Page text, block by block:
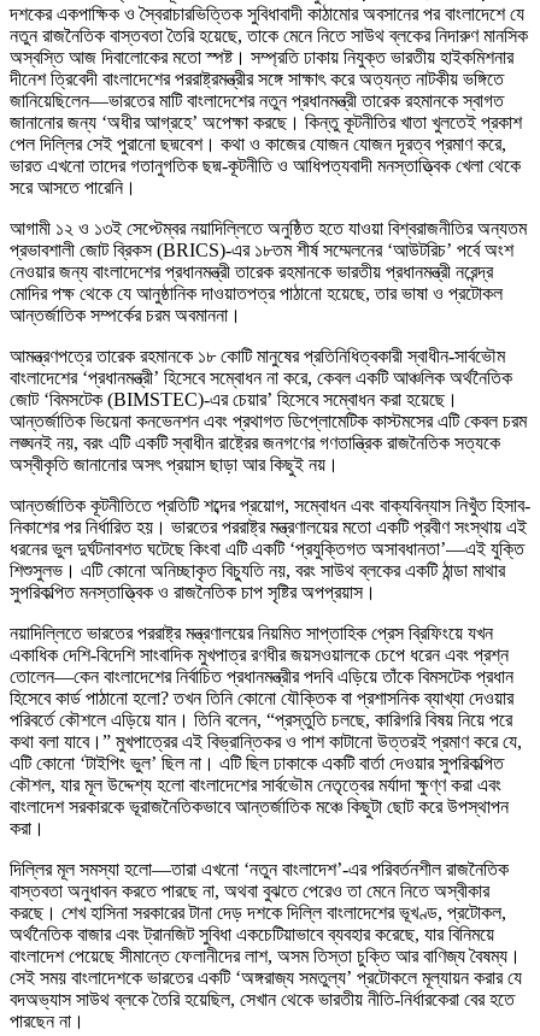
দশকের একপাক্ষিক ও স্বৈরাচারভিত্তিক সুবিধাবাদী কাঠামোর অবসানের পর বাংলাদেশে যে
নতুন রাজনৈতিক বাস্তবতা তৈরি হয়েছে, তাকে মেনে নিতে সাউথ ব্লকের নিদারুণ মানসিক
অস্বস্তি আজ দিবালোকের মতো স্পষ্ট। সম্প্রতি ঢাকায় নিযুক্ত ভারতীয় হাইকমিশনার
দীনেশ ত্রিবেদী বাংলাদেশের পররাষ্ট্রমন্ত্রীর সঙ্গে সাক্ষাৎ করে অত্যন্ত নাটকীয় ভঙ্গিতে
জানিয়েছিলেন—ভারতের মাটি বাংলাদেশের নতুন প্রধানমন্ত্রী তারেক রহমানকে স্বাগত
জানানোর জন্য ‘অধীর আগ্রহে’ অপেক্ষা করছে। কিন্তু কূটনীতির খাতা খুলতেই প্রকাশ
পেল দিল্লির সেই পুরানো ছদ্মবেশ। কথা ও কাজের যোজন যোজন দূরত্ব প্রমাণ করে,
ভারত এখনো তাদের গতানুগতিক ছদ্ম-কূটনীতি ও আধিপত্যবাদী মনস্তাত্ত্বিক খেলা থেকে
সরে আসতে পারেনি।
আগামী ১২ ও ১৩ই সেপ্টেম্বর নয়াদিল্লিতে অনুষ্ঠিত হতে যাওয়া বিশ্বরাজনীতির অন্যতম
প্রভাবশালী জোট ব্রিকস (BRICS)-এর ১৮তম শীর্ষ সম্মেলনের ‘আউটরিচ’ পর্বে অংশ
নেওয়ার জন্য বাংলাদেশের প্রধানমন্ত্রী তারেক রহমানকে ভারতীয় প্রধানমন্ত্রী নরেন্দ্র
মোদির পক্ষ থেকে যে আনুষ্ঠানিক দাওয়াতপত্র পাঠানো হয়েছে, তার ভাষা ও প্রটোকল
আন্তর্জাতিক সম্পর্কের চরম অবমাননা।
আমন্ত্রণপত্রে তারেক রহমানকে ১৮ কোটি মানুষের প্রতিনিধিত্বকারী স্বাধীন-সার্বভৌম
বাংলাদেশের ‘প্রধানমন্ত্রী’ হিসেবে সম্বোধন না করে, কেবল একটি আঞ্চলিক অর্থনৈতিক
জোট ‘বিমসটেক (BIMSTEC)-এর চেয়ার’ হিসেবে সম্বোধন করা হয়েছে।
আন্তর্জাতিক ভিয়েনা কনভেনশন এবং প্রথাগত ডিপ্লোমেটিক কাস্টমসের এটি কেবল চরম
লঙ্ঘনই নয়, বরং এটি একটি স্বাধীন রাষ্ট্রের জনগণের গণতান্ত্রিক রাজনৈতিক সত্যকে
অস্বীকৃতি জানানোর অসৎ প্রয়াস ছাড়া আর কিছুই নয়।
আন্তর্জাতিক কূটনীতিতে প্রতিটি শব্দের প্রয়োগ, সম্বোধন এবং বাক্যবিন্যাস নিখুঁত হিসাব-
নিকাশের পর নির্ধারিত হয়। ভারতের পররাষ্ট্র মন্ত্রণালয়ের মতো একটি প্রবীণ সংস্থায় এই
ধরনের ভুল দুর্ঘটনাবশত ঘটেছে কিংবা এটি একটি ‘প্রযুক্তিগত অসাবধানতা’—এই যুক্তি
শিশুসুলভ। এটি কোনো অনিচ্ছাকৃত বিচ্যুতি নয়, বরং সাউথ ব্লকের একটি ঠান্ডা মাথার
সুপরিকল্পিত মনস্তাত্ত্বিক ও রাজনৈতিক চাপ সৃষ্টির অপপ্রয়াস।
নয়াদিল্লিতে ভারতের পররাষ্ট্র মন্ত্রণালয়ের নিয়মিত সাপ্তাহিক প্রেস ব্রিফিংয়ে যখন
একাধিক দেশি-বিদেশি সাংবাদিক মুখপাত্র রণধীর জয়সওয়ালকে চেপে ধরেন এবং প্রশ্ন
তোলেন—কেন বাংলাদেশের নির্বাচিত প্রধানমন্ত্রীর পদবি এড়িয়ে তাঁকে বিমসটেক প্রধান
হিসেবে কার্ড পাঠানো হলো? তখন তিনি কোনো যৌক্তিক বা প্রশাসনিক ব্যাখ্যা দেওয়ার
পরিবর্তে কৌশলে এড়িয়ে যান। তিনি বলেন, “প্রস্তুতি চলছে, কারিগরি বিষয় নিয়ে পরে
কথা বলা যাবে।” মুখপাত্রের এই বিভ্রান্তিকর ও পাশ কাটানো উত্তরই প্রমাণ করে যে,
এটি কোনো ‘টাইপিং ভুল’ ছিল না। এটি ছিল ঢাকাকে একটি বার্তা দেওয়ার সুপরিকল্পিত
কৌশল, যার মূল উদ্দেশ্য হলো বাংলাদেশের সার্বভৌম নেতৃত্বের মর্যাদা ক্ষুণ্ণ করা এবং
বাংলাদেশ সরকারকে ভূরাজনৈতিকভাবে আন্তর্জাতিক মঞ্চে কিছুটা ছোট করে উপস্থাপন
করা।
দিল্লির মূল সমস্যা হলো—তারা এখনো ‘নতুন বাংলাদেশ’-এর পরিবর্তনশীল রাজনৈতিক
বাস্তবতা অনুধাবন করতে পারছে না, অথবা বুঝতে পেরেও তা মেনে নিতে অস্বীকার
করছে। শেখ হাসিনা সরকারের টানা দেড় দশকে দিল্লি বাংলাদেশের ভূখণ্ড, প্রটোকল,
অর্থনৈতিক বাজার এবং ট্রানজিট সুবিধা একচেটিয়াভাবে ব্যবহার করেছে, যার বিনিময়ে
বাংলাদেশ পেয়েছে সীমান্তে ফেলানীদের লাশ, অসম তিস্তা চুক্তি আর বাণিজ্য বৈষম্য।
সেই সময় বাংলাদেশকে ভারতের একটি ‘অঙ্গরাজ্য সমতুল্য’ প্রটোকলে মূল্যায়ন করার যে
বদঅভ্যাস সাউথ ব্লকে তৈরি হয়েছিল, সেখান থেকে ভারতীয় নীতি-নির্ধারকেরা বের হতে
পারছেন না।